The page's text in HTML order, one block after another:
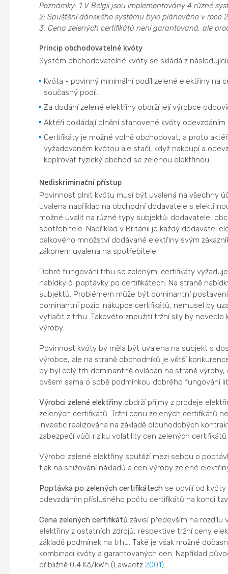
Poznámky: 1 V Belgii jsou implementovány 4 různé
2: Spuštění dánského systému bylo plánováno v roce
3: Cena zelených certifikátů není garantovaná, ale
Princip obchodovatelné kvóty
Systém obchodovatelné kvóty se skládá z
Kvóta - povinný minimální podíl zelené elektřiny na
současný podíl.
Za dodání zelené elektřiny obdrží její výrobce
Aktéři dokládají plnění stanovené kvóty
Certifikáty je možné volně obchodovat, a proto
vyžadovaném kvótou ale stačí, když nakoupí a
kopírovat fyzický obchod se zelenou elektřinou.
Nediskriminační přístup
Povinnost plnit kvótu musí být uvalená na všechny
uvalena například na obchodní dodavatele s
možné uvalit na různé typy subjektů: dodavatele,
spotřebitele. Například v Británii je každý dodavatel
celkového množství dodávané elektřiny svým
zákonem uvalena na spotřebitele.
Dobré fungování trhu se zelenými certifikáty
nabídky či poptávky po certifikátech. Na straně
subjektů. Problémem může být dominantní
dominantní pozici nákupce certifikátů, nemusel by
vytlačit z trhu. Takovéto zneužití tržní síly by
výroby.
Povinnost kvóty by měla být uvalena na subjekt s
výrobce, ale na straně obchodníků je větší
by byl celý trh dominantně ovládán na straně
ovšem sama o sobě podmínkou dobrého fungování
Výrobci zelené elektřinyobdrží příjmy z prodeje
zelených certifikátů. Tržní cenu zelených certifikátů
investic realizována na základě dlouhodobých
zabezpečí vůči riziku volatility cen zelených
Výrobci zelené elektřiny soutěží mezi sebou o
tlak na snižování nákladů a cen výroby zelené
Poptávka po zelených certifikátech se odvíjí od
odevzdáním příslušného počtu certifikátů na konci
Cena zelených certifikátů závisí především na rozdílu
elektřiny z ostatních zdrojů, respektive tržní ceny
základě podmínek na trhu. Také je však možné
kombinaci kvóty a garantovaných cen. Například
přibližně 0,4 Kč/kWh (Lawaetz 2001).